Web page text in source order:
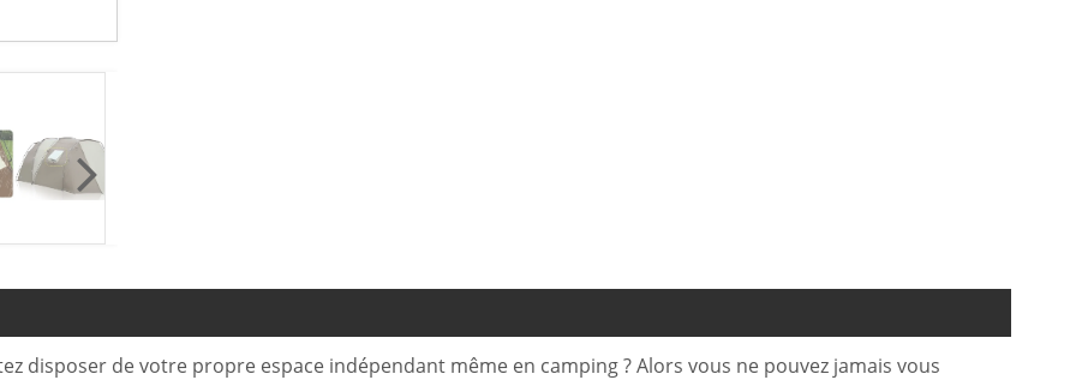
disposer de votre propre espace indépendant même en camping ? Alors vous ne pouvez jamais vous